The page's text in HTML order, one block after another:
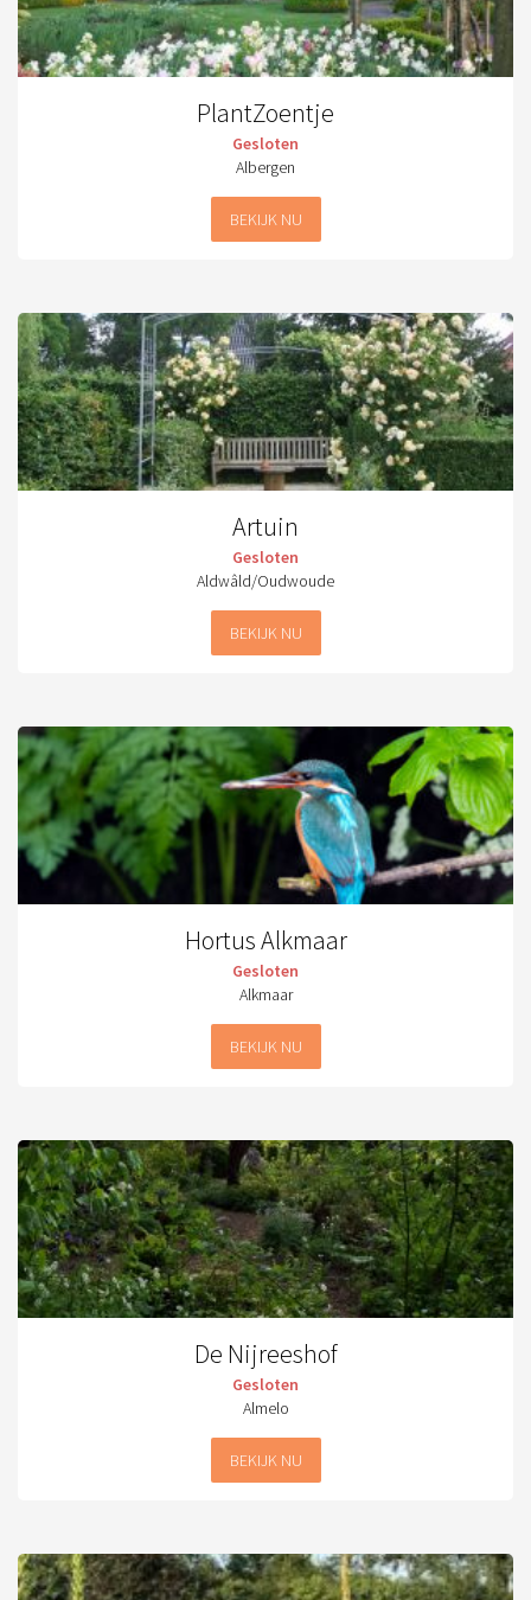
PlantZoentje
Gesloten
Albergen
BEKIJK NU
Artuin
Gesloten
Aldwâld/Oudwoude
BEKIJK NU
Hortus Alkmaar
Gesloten
Alkmaar
BEKIJK NU
De Nijreeshof
Gesloten
Almelo
BEKIJK NU